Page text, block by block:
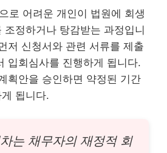
로 어려운 개인이 법원에 회생
조정하거나 탕감받는 과정입니
저 신청서와 관련 서류를 제출
입회심사를 진행하게 됩니다.
획안을 승인하면 약정된 기간
됩니다.
는 채무자의 재정적 회